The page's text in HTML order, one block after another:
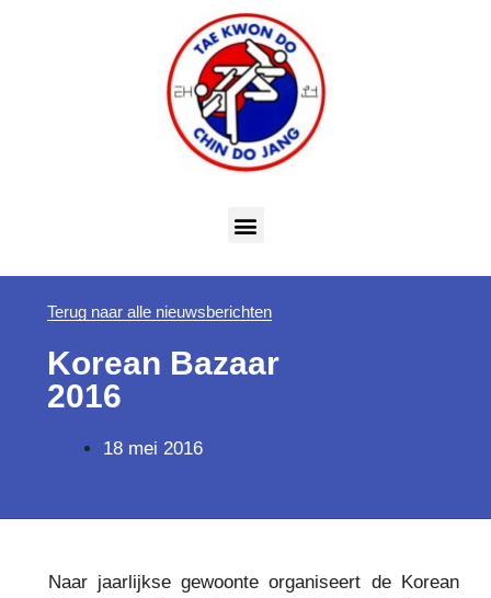
Terug naar alle nieuwsberichten
Korean Bazaar
2016
18 mei 2016
Naar jaarlijkse gewoonte organiseert de Korean